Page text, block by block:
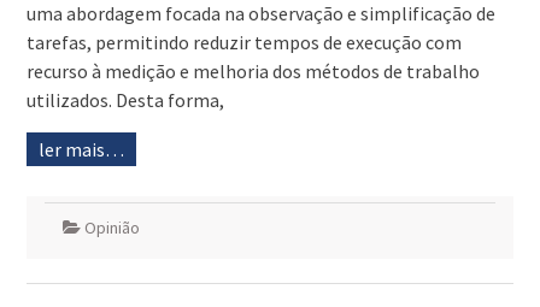
uma abordagem focada na observação e simplificação de
tarefas, permitindo reduzir tempos de execução com
recurso à medição e melhoria dos métodos de trabalho
utilizados. Desta forma,
ler mais…
Opinião